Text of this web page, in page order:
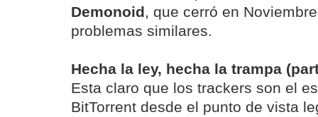
Demonoid, que cerró en
problemas similares.
Hecha la ley, hecha la trampa
Esta claro que los trackers son el
BitTorrent desde el punto de vista